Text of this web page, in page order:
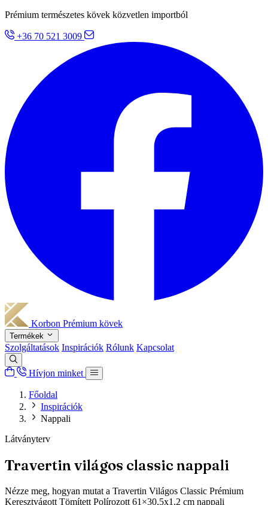
Prémium természetes kövek közvetlen importból
+36 70 521 3009
Korbon Prémium kövek
Termékek
Szolgáltatások Inspirációk Rólunk Kapcsolat
Hívjon minket
Főoldal
Inspirációk
Nappali
Látványterv
Travertin világos classic nappali
Nézze meg, hogyan mutat a Travertin Világos Classic Prémium
Keresztvágott Tömített Polírozott 61×30,5x1,2 cm nappali